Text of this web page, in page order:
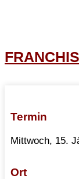
Termin
Mittwoch, 15.
Ort